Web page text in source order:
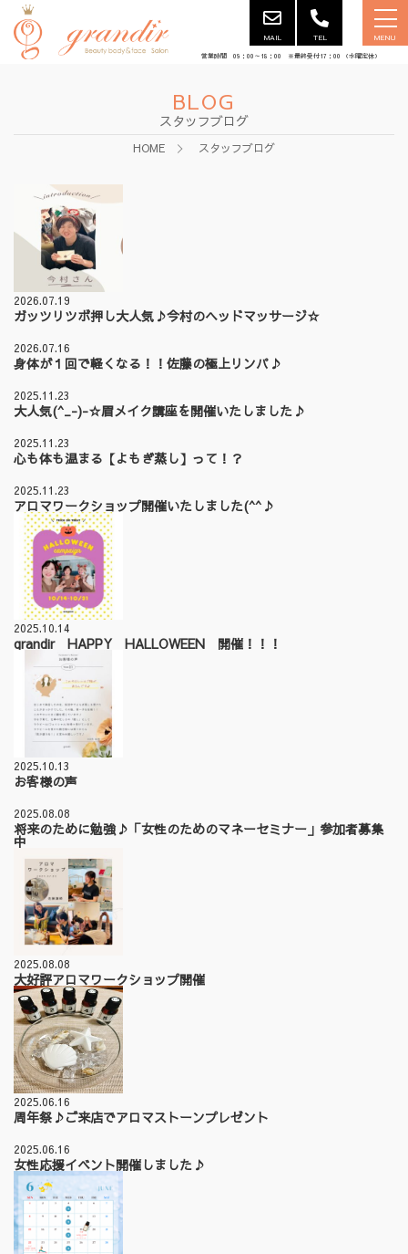
MAIL TEL MENU
営業時間 09：00～18：00 ※最終受付17：00 （水曜定休）
BLOG
スタッフブログ
HOME スタッフブログ
2026.07.19
ガッツリツボ押し大人気♪今村のヘッドマッサージ☆
2026.07.16
身体が１回で軽くなる！！佐藤の極上リンパ♪
2025.11.23
大人気(^_-)-☆眉メイク講座を開催いたしました♪
2025.11.23
心も体も温まる【よもぎ蒸し】って！？
2025.11.23
アロマワークショップ開催いたしました(^^♪
2025.10.14
grandir HAPPY HALLOWEEN 開催！！！
2025.10.13
お客様の声
2025.08.08
将来のために勉強♪「女性のためのマネーセミナー」参加者募集
中
2025.08.08
大好評アロマワークショップ開催
2025.06.16
周年祭♪ご来店でアロマストーンプレゼント
2025.06.16
女性応援イベント開催しました♪